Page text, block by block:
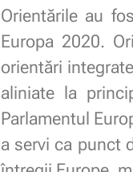
Orientările au
Europa 2020.
orientări
aliniate la
Parlamentul
a servi ca punct